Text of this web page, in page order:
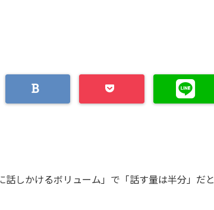
しかけるボリューム」で「話す量は半分」だと